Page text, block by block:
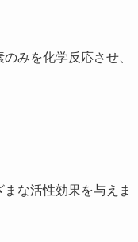
みを化学反応させ、
な活性効果を与えま